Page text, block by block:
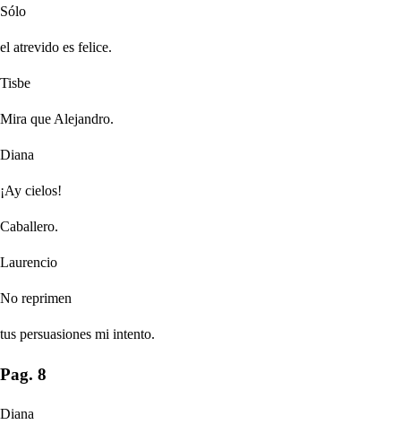
Sólo
el atrevido es felice.
Tisbe
Mira que Alejandro.
Diana
¡Ay cielos!
Caballero.
Laurencio
No reprimen
tus persuasiones mi intento.
Pag. 8
Diana